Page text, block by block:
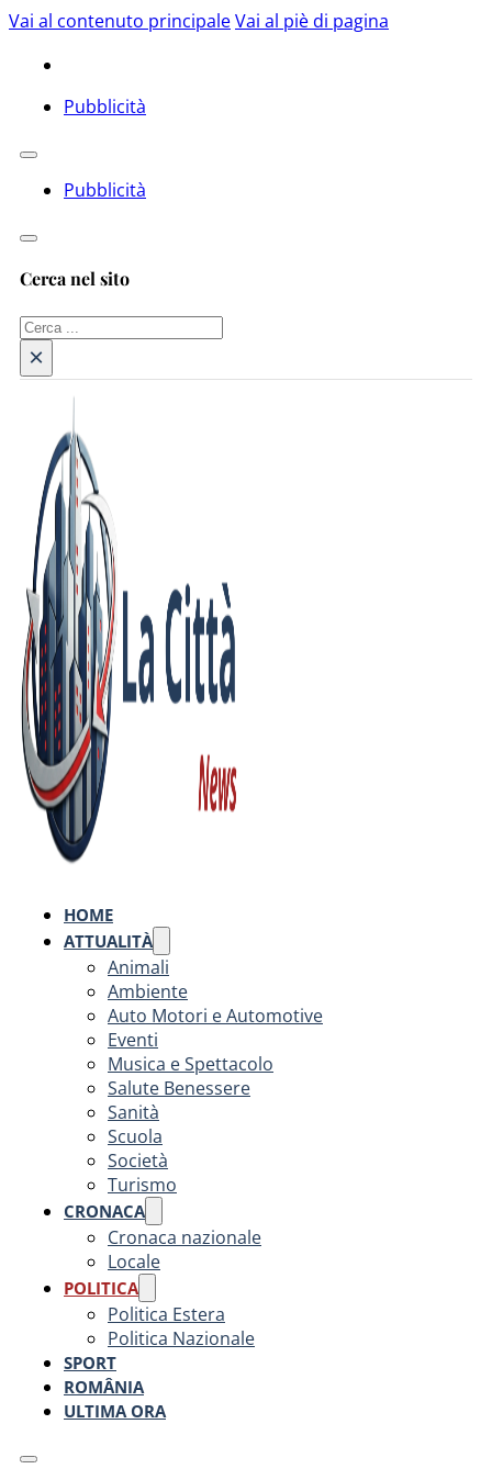
Vai al contenuto principaleVai al piè di pagina
Pubblicità
Pubblicità
Cerca nel sito
Cerca
×
HOME
ATTUALITÀ
Animali
Ambiente
Auto Motori e Automotive
Eventi
Musica e Spettacolo
Salute Benessere
Sanità
Scuola
Società
Turismo
CRONACA
Cronaca nazionale
Locale
POLITICA
Politica Estera
Politica Nazionale
SPORT
ROMÂNIA
ULTIMA ORA